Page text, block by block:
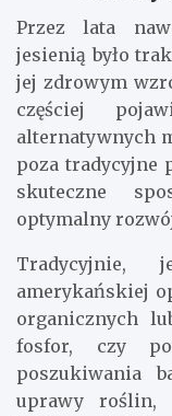
Przez lata
jesienią było
jej zdrowym
częściej
alternatywnych
poza tradycyjne
skuteczne
optymalny
Tradycyjnie,
amerykańskiej
organicznych
fosfor, czy
poszukiwania
uprawy roślin,